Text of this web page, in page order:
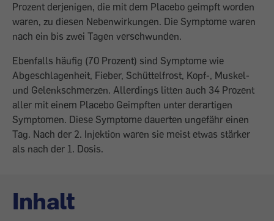
Prozent derjenigen, die mit dem Placebo geimpft worden
waren, zu diesen Nebenwirkungen. Die Symptome waren
nach ein bis zwei Tagen verschwunden.
Ebenfalls häufig (70 Prozent) sind Symptome wie
Abgeschlagenheit, Fieber, Schüttelfrost, Kopf-, Muskel-
und Gelenkschmerzen. Allerdings litten auch 34 Prozent
aller mit einem Placebo Geimpften unter derartigen
Symptomen. Diese Symptome dauerten ungefähr einen
Tag. Nach der 2. Injektion waren sie meist etwas stärker
als nach der 1. Dosis.
Inhalt